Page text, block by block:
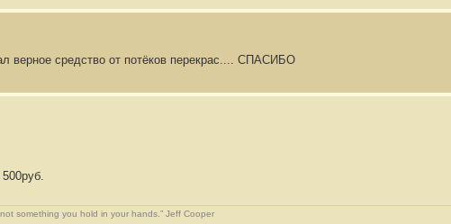
верное средство от потёков перекрас.... СПАСИБО
something you hold in your hands.” Jeff Cooper